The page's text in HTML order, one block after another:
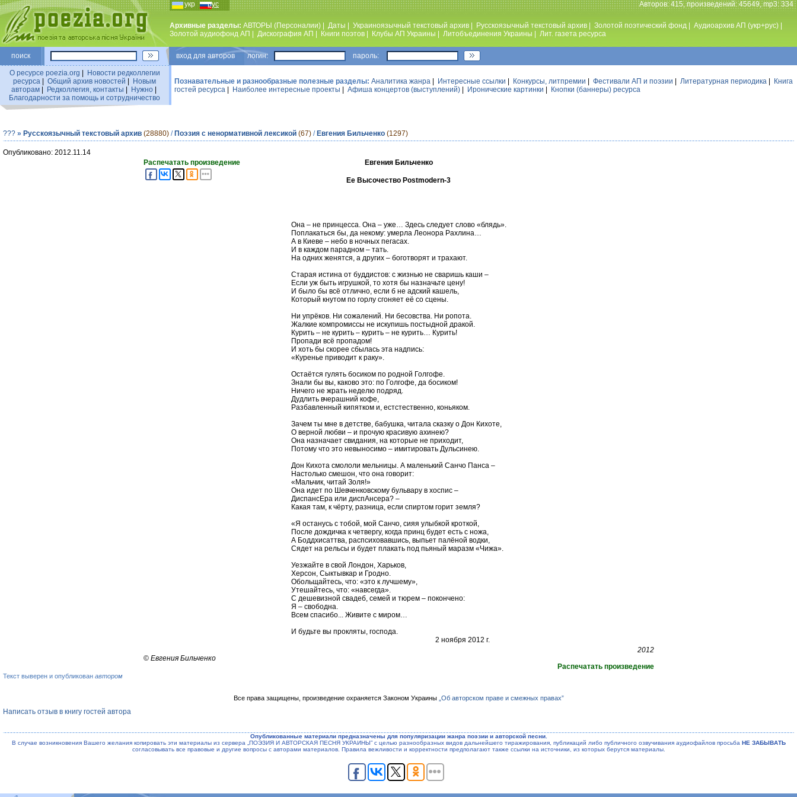
укр рус Авторов: 415, произведений: 45649, mp3: 334
Архивные разделы: АВТОРЫ (Персоналии) Даты Украиноязычный текстовый архив Русскоязычный текстовый архив Золотой поэтический фонд Аудиоархив АП (укр+рус)
Золотой аудиофонд АП
Дискография АП Книги поэтов Клубы АП Украины Литобъединения Украины Лит. газета ресурса
поиск вход для авторов логин: пароль:
О ресурсе poezia.org
Новости редколлегии
ресурса
Общий архив новостей
Новым
авторам| Редколлегия, контакты Нужно|
Благодарности за помощь и сотрудничество
Познавательные и разнообразные полезные разделы: Аналитика жанра Интересные ссылки Конкурсы, литпремии Фестивали АП и поэзии Литературная периодика
Книга
гостей ресурса
Наиболее интересные проекты Афиша концертов (выступлений) Иронические картинки Кнопки (баннеры) ресурса
??? » Русскоязычный текстовый архив (28880) / Поэзия с ненормативной лексикой (67) / Евгения Бильченко (1297)
Опубликовано: 2012.11.14
Распечатать произведение
Евгения Бильченко
Ее Высочество Postmodern-3
Она – не принцесса. Она – уже… Здесь следует слово «блядь».
Поплакаться бы, да некому: умерла Леонора Рахлина…
А в Киеве – небо в ночных пегасах.
И в каждом парадном – тать.
На одних женятся, а других – боготворят и трахают.
Старая истина от буддистов: с жизнью не сваришь каши –
Если уж быть игрушкой, то хотя бы назначьте цену!
И было бы всё отлично, если б не адский кашель,
Который кнутом по горлу сгоняет её со сцены.
Ни упрёков. Ни сожалений. Ни бесовства. Ни ропота.
Жалкие компромиссы не искупишь постыдной дракой.
Курить – не курить – курить – не курить… Курить!
Пропади всё пропадом!
И хоть бы скорее сбылась эта надпись:
«Куренье приводит к раку».
Остаётся гулять босиком по родной Голгофе.
Знали бы вы, каково это: по Голгофе, да босиком!
Ничего не жрать неделю подряд.
Дудлить вчерашний кофе,
Разбавленный кипятком и, естстественно, коньяком.
Зачем ты мне в детстве, бабушка, читала сказку о Дон Кихоте,
О верной любви – и прочую красивую ахинею?
Она назначает свидания, на которые не приходит,
Потому что это невыносимо – имитировать Дульсинею.
Дон Кихота смололи мельницы. А маленький Санчо Панса –
Настолько смешон, что она говорит:
«Мальчик, читай Золя!»
Она идет по Шевченковскому бульвару в хоспис –
ДиспансЕра или диспАнсера? –
Какая там, к чёрту, разница, если спиртом горит земля?
«Я останусь с тобой, мой Санчо, сияя улыбкой кроткой,
После дождичка к четвергу, когда принц будет есть с ножа,
А Боддхисаттва, распсиховавшись, выпьет палёной водки,
Сядет на рельсы и будет плакать под пьяный маразм «Чижа».
Уезжайте в свой Лондон, Харьков,
Херсон, Сыктывкар и Гродно.
Обольщайтесь, что: «это к лучшему»,
Утешайтесь, что: «навсегда».
С дешевизной свадеб, семей и тюрем – покончено:
Я – свободна.
Всем спасибо... Живите с миром…
И будьте вы прокляты, господа.
2 ноября 2012 г.
2012
© Евгения Бильченко
Распечатать произведение
Текст выверен и опубликован автором
Все права защищены, произведение охраняется Законом Украины „Об авторском праве и смежных правах”
Написать отзыв в книгу гостей автора
Опубликованные материали предназначены для популяризации жанра поэзии и авторской песни.
В случае возникновения Вашего желания копировать эти материалы из сервера „ПОЭЗИЯ И АВТОРСКАЯ ПЕСНЯ УКРАИНЫ” с целью разнообразных видов дальнейшего тиражирования, публикаций либо публичного озвучивания аудиофайлов просьба НЕ ЗАБЫВАТЬ
согласовывать все правовые и другие вопросы с авторами материалов. Правила вежливости и корректности предполагают также ссылки на источники, из которых берутся материалы.